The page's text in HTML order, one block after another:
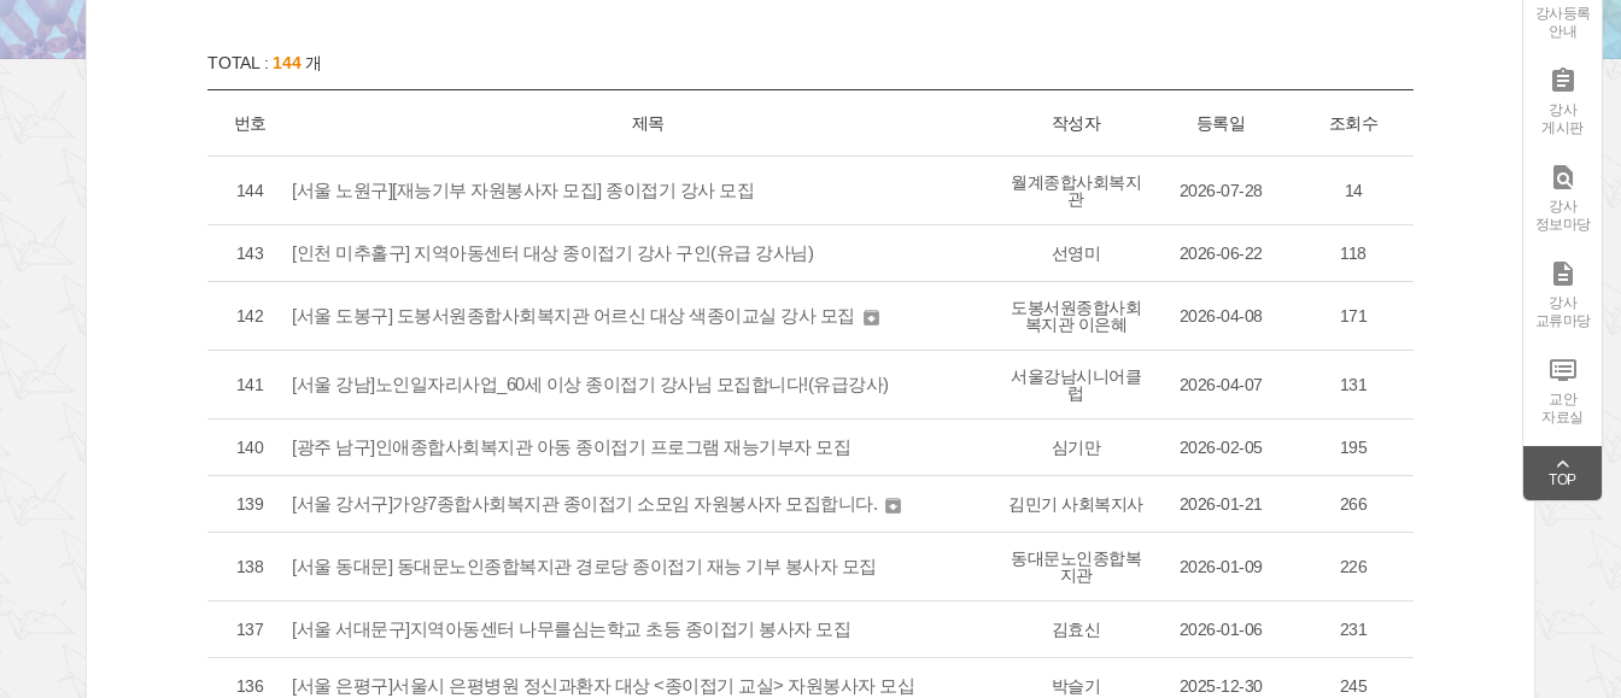
TOTAL : 144개
번호 제목 작성자 등록일 조회수
144 [서울 노원구][재능기부 자원봉사자 모집] 종이접기 강사 모집
월계종합사회복지
관
2026-07-28 14
143 [인천 미추홀구] 지역아동센터 대상 종이접기 강사 구인(유급 강사님) 선영미 2026-06-22 118
142 [서울 도봉구] 도봉서원종합사회복지관 어르신 대상 색종이교실 강사 모집 
도봉서원종합사회
복지관 이은혜
2026-04-08 171
141 [서울 강남]노인일자리사업_60세 이상 종이접기 강사님 모집합니다!(유급강사)
서울강남시니어클
럽
2026-04-07 131
140 [광주 남구]인애종합사회복지관 아동 종이접기 프로그램 재능기부자 모집 심기만 2026-02-05 195
139 [서울 강서구]가양7종합사회복지관 종이접기 소모임 자원봉사자 모집합니다.  김민기 사회복지사 2026-01-21 266
138 [서울 동대문] 동대문노인종합복지관 경로당 종이접기 재능 기부 봉사자 모집
동대문노인종합복
지관
2026-01-09 226
137 [서울 서대문구]지역아동센터 나무를심는학교 초등 종이접기 봉사자 모집 김효신 2026-01-06 231
136 [서울 은평구]서울시 은평병원 정신과환자 대상 <종이접기 교실> 자원봉사자 모십 박슬기 2025-12-30 245
강사등록
안내

강사
게시판

강사
정보마당

강사
교류마당

교안
자료실
TOP